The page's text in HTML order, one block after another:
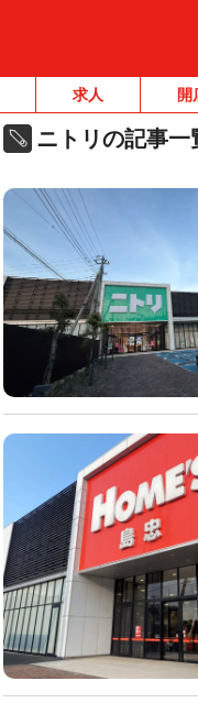
求人 開
ニトリの記事一